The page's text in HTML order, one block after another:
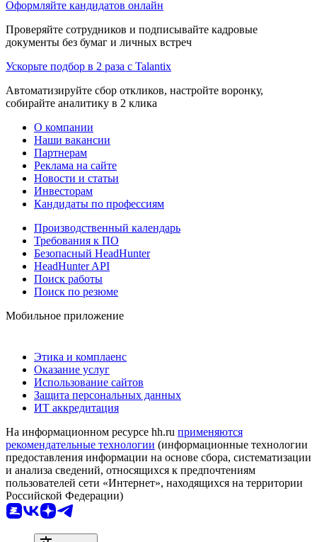
Оформляйте кандидатов онлайн
Проверяйте сотрудников и подписывайте кадровые
документы без бумаг и личных встреч
Ускорьте подбор в 2 раза с Talantix
Автоматизируйте сбор откликов, настройте воронку,
собирайте аналитику в 2 клика
О компании
Наши вакансии
Партнерам
Реклама на сайте
Новости и статьи
Инвесторам
Кандидаты по профессиям
Производственный календарь
Требования к ПО
Безопасный HeadHunter
HeadHunter API
Поиск работы
Поиск по резюме
Мобильное приложение
Этика и комплаенс
Оказание услуг
Использование сайтов
Защита персональных данных
ИТ аккредитация
На информационном ресурсе hh.ru применяются
рекомендательные технологии (информационные технологии
предоставления информации на основе сбора, систематизации
и анализа сведений, относящихся к предпочтениям
пользователей сети «Интернет», находящихся на территории
Российской Федерации)